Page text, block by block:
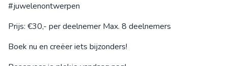
#juwelenontwerpen
Prijs: €30,- per deelnemer Max. 8 deelnemers
Boek nu en creëer iets bijzonders!